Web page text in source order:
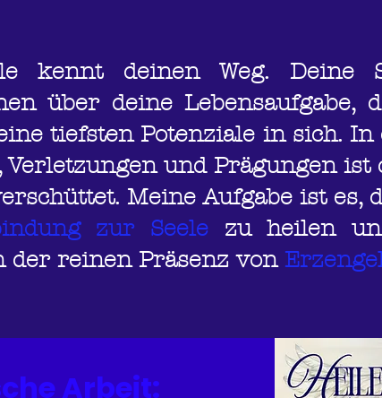
kennt deinen Weg. Deine
über deine Lebensaufgabe,
tiefsten Potenziale in sich.
und Prägungen ist
Meine Aufgabe ist es,
zur Seele zu heilen
der reinen Präsenz von
Arbeit: